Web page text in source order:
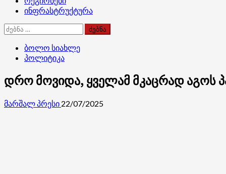
ინფრასტრუქტურა
ძებნა:
ბოლო სიახლე
პოლიტიკა
დრო მოვიდა, ყველამ მკაცრად აგოს
მარშალ პრესი 22/07/2025